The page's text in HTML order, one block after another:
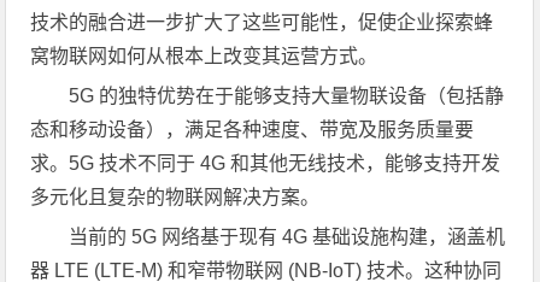
技术的融合进一步扩大了这些可能性，促使企业探索蜂
窝物联网如何从根本上改变其运营方式。
5G 的独特优势在于能够支持大量物联设备（包括静
态和移动设备），满足各种速度、带宽及服务质量要
求。5G 技术不同于 4G 和其他无线技术，能够支持开发
多元化且复杂的物联网解决方案。
当前的 5G 网络基于现有 4G 基础设施构建，涵盖机
器 LTE (LTE-M) 和窄带物联网 (NB-IoT) 技术。这种协同